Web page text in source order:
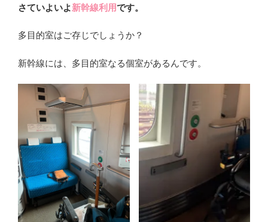
さていよいよ新幹線利用です。
多目的室はご存じでしょうか？
新幹線には、多目的室なる個室があるんです。